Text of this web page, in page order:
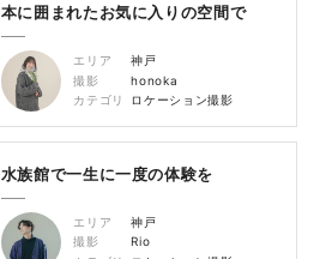
本に囲まれたお気に入りの空間で
エリア
神戸
撮影
honoka
カテゴリ
ロケーション撮影
水族館で一生に一度の体験を
エリア
神戸
撮影
Rio